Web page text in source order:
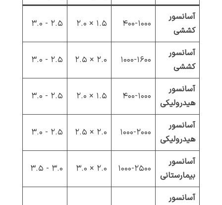
آسانسور
کششی
۴۰۰-۱۰۰۰ ۱.۵ × ۲.۰ ۲.۵ - ۳.۰
آسانسور
کششی
۱۰۰۰-۱۶۰۰ ۲.۰ × ۲.۵ ۲.۵ - ۳.۰
آسانسور
هیدرولیکی
۴۰۰-۱۰۰۰ ۱.۵ × ۲.۰ ۲.۵ - ۳.۰
آسانسور
هیدرولیکی
۱۰۰۰-۲۰۰۰ ۲.۰ × ۲.۵ ۲.۵ - ۳.۰
آسانسور
بیمارستانی
۱۰۰۰-۲۵۰۰ ۲.۰ × ۳.۰ ۳.۰ - ۳.۵
آسانسور